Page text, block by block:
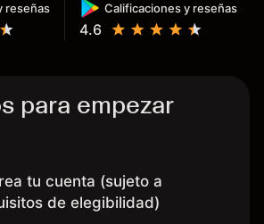
activo seas, más
Muchas
reseñas Calificaciones y reseñas
4.6
para empezar
tu cuenta (sujeto a
de elegibilidad)